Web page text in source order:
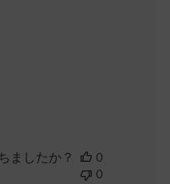
ましたか？
0
0